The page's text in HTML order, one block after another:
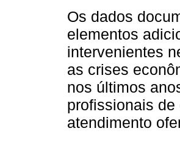
Os dados
elementos
intervenientes
as crises
nos últimos
profissionais
atendimento